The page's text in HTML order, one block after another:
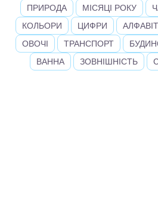
ПРИРОДА
МІСЯЦІ РОКУ
КОЛЬОРИ
ЦИФРИ АЛФАВІТ
ОВОЧІ
ТРАНСПОРТ
ВАННА
ЗОВНІШНІСТЬ